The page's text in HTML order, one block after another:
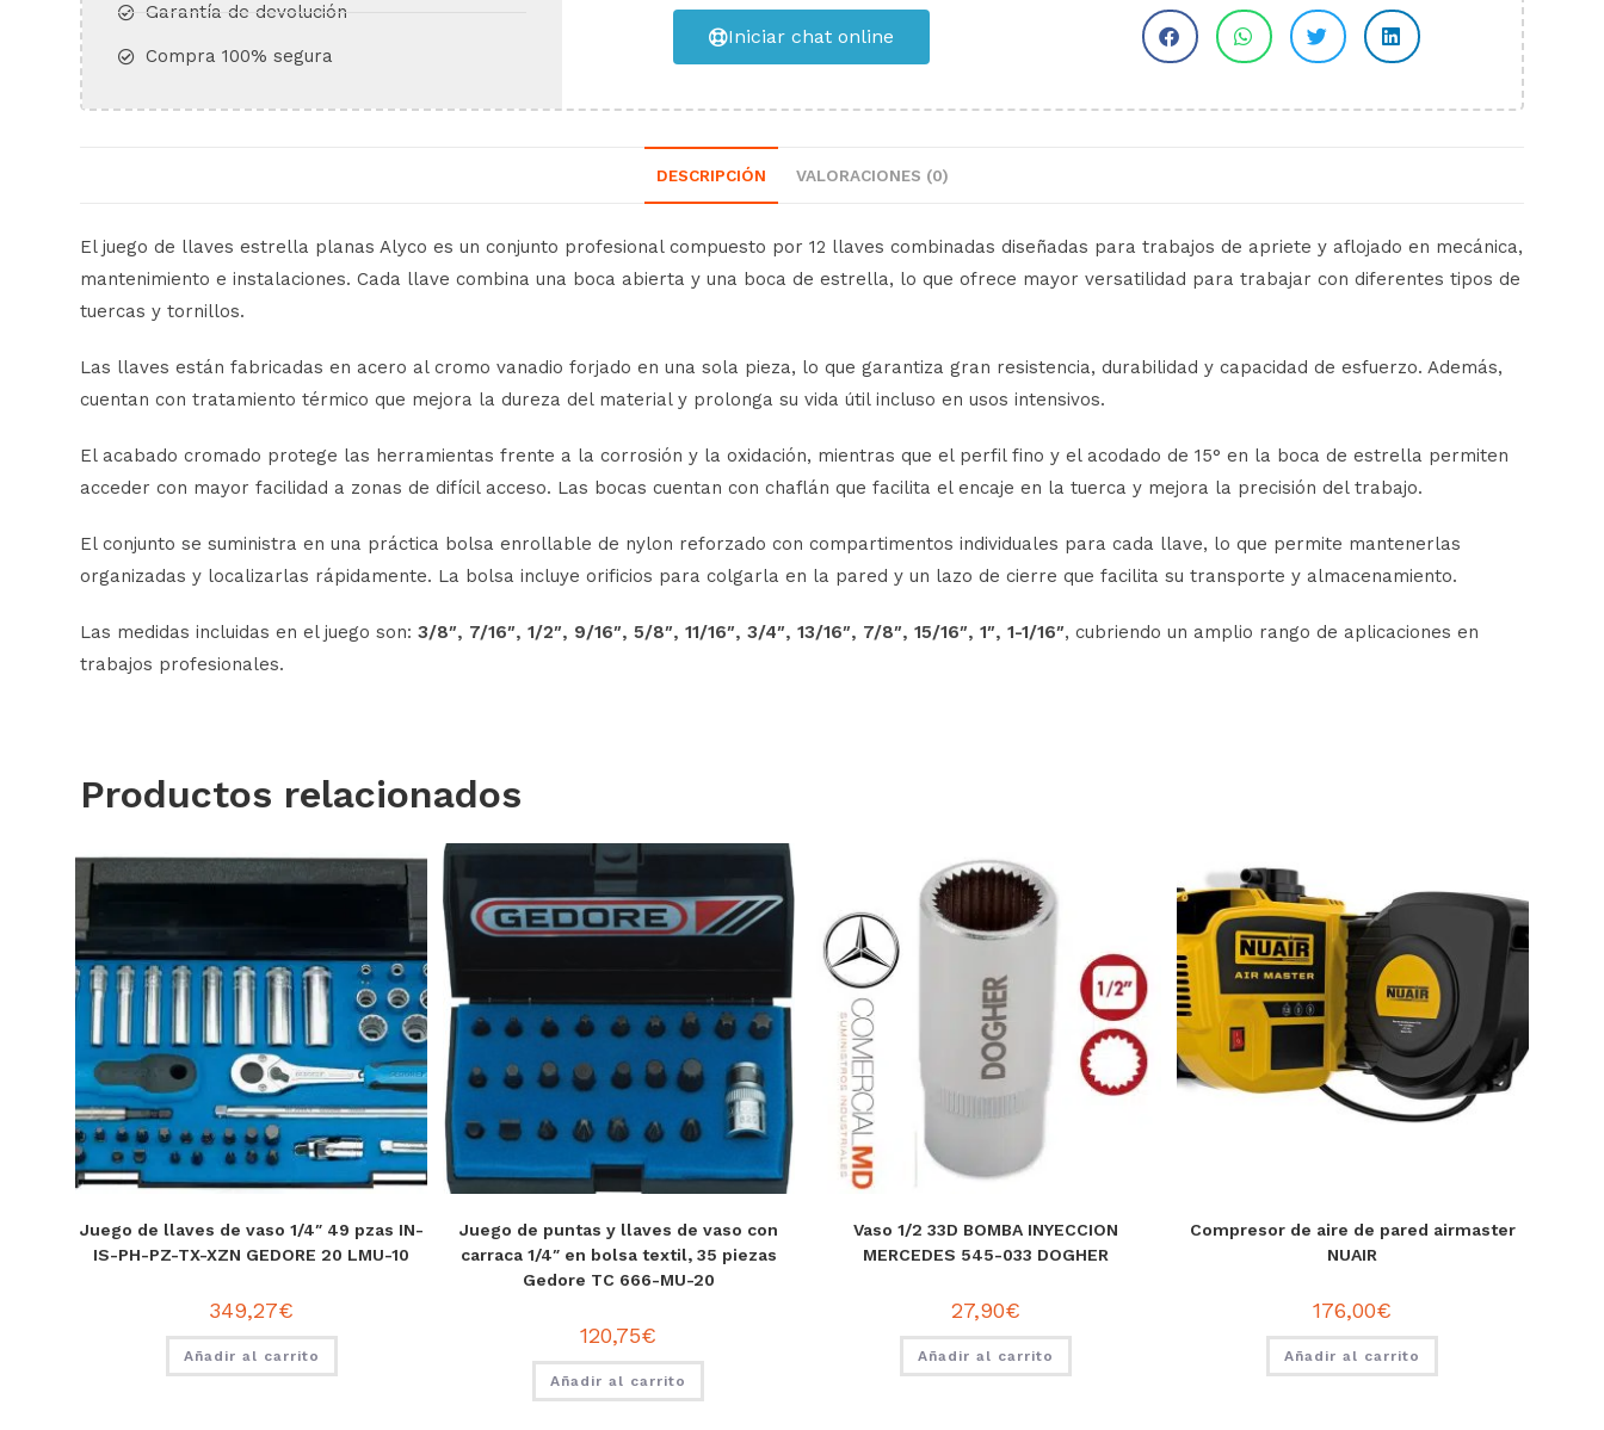
Garantía de devolución​
Compra 100% segura​
Iniciar chat online
DESCRIPCIÓN VALORACIONES (0)
Eljuegode llavesestrella planas Alycoesunconjunto profesionalcompuesto por12 llavescombinadasdiseñadas paratrabajosde aprietey aflojadoen mecánica,
mantenimientoeinstalaciones.Cada llavecombinauna boca abiertayuna bocadeestrella, loqueofrece mayorversatilidad paratrabajarcondiferentestiposde
tuercasytornillos.
Las llavesestánfabricadasen acero alcromovanadioforjadoenunasola pieza, loquegarantizagran resistencia,durabilidadycapacidaddeesfuerzo. Además,
cuentancontratamientotérmicoque mejora ladurezadel materialy prolongasuvidaútilinclusoenusosintensivos.
El acabadocromado protege las herramientasfrente a lacorrosióny laoxidación, mientrasqueel perfilfinoyel acodadode15°en la bocadeestrella permiten
accedercon mayorfacilidad a zonasdedifícil acceso. Las bocascuentanconchaflánquefacilitaelencajeen latuercay mejora la precisióndeltrabajo.
Elconjuntosesuministraenuna práctica bolsaenrollablede nylon reforzadoconcompartimentosindividuales paracada llave, loque permite mantenerlas
organizadasy localizarlas rápidamente. La bolsaincluyeorificios paracolgarlaen la paredyun lazodecierrequefacilitasutransportey almacenamiento.
Las medidasincluidaseneljuegoson:3/8″, 7/16″,1/2″, 9/16″,5/8″,11/16″,3/4″,13/16″, 7/8″,15/16″,1″,1-1/16″,cubriendoun amplio rangode aplicacionesen
trabajos profesionales.
Productos relacionados
Juego de llaves de vaso 1/4″ 49 pzas IN-
IS-PH-PZ-TX-XZN GEDORE 20 LMU-10
349,27€
Añadir al carrito
Juego de puntas y llaves de vaso con
carraca 1/4″ en bolsa textil, 35 piezas
Gedore TC 666-MU-20
120,75€
Añadir al carrito
Vaso 1/2 33D BOMBA INYECCION
MERCEDES 545-033 DOGHER
27,90€
Añadir al carrito
Compresor de aire de pared airmaster
NUAIR
176,00€
Añadir al carrito